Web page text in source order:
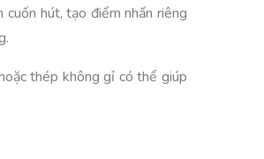
hút, tạo điểm nhấn riêng
thép không gỉ có thể giúp